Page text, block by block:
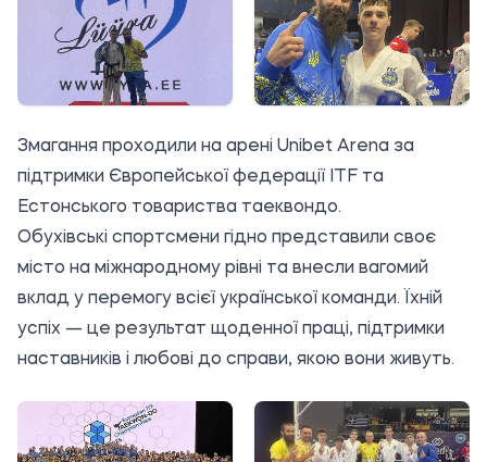
Змагання проходили на арені Unibet Arena за
підтримки Європейської федерації ITF та
Естонського товариства таеквондо.
Обухівські спортсмени гідно представили своє
місто на міжнародному рівні та внесли вагомий
вклад у перемогу всієї української команди. Їхній
успіх — це результат щоденної праці, підтримки
наставників і любові до справи, якою вони живуть.